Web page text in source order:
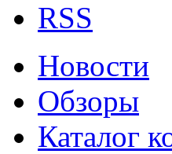
RSS
Новости
Обзоры
Каталог